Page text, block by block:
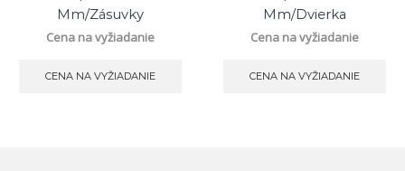
Mm/zásuvky
Cena na vyžiadanie
CENA NA VYŽIADANIE
Mm/dvierka
Cena na vyžiadanie
CENA NA VYŽIADANIE